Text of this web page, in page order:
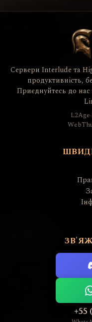
Сервери Interlude та
продуктивність,
Приєднуйтесь до
L2Age·
+55